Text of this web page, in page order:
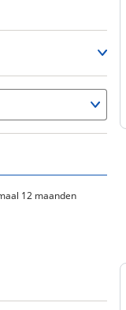
12 maanden